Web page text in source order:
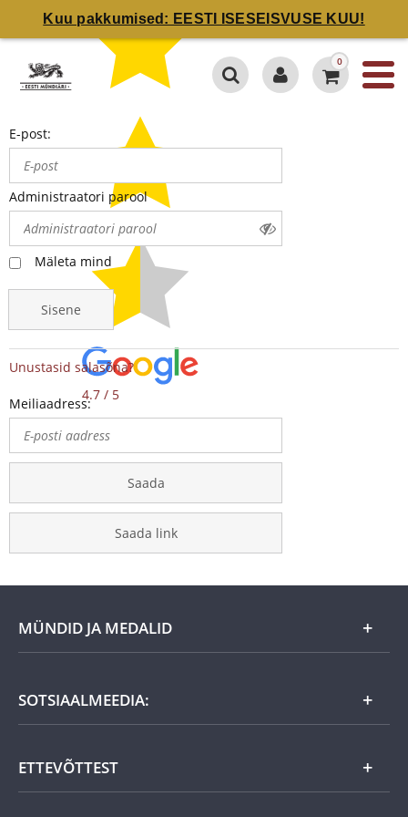
Kuu pakkumised: EESTI ISESEISVUSE KUU!
4.7 / 5
0
E-post:
Administraatori parool
Mäleta mind
Sisene
Unustasid salasõna?
Meiliaadress:
Saada
Saada link
MÜNDID JA MEDALID
Kuu eripakkumine
Kingiideed
Eesti tooted
SOTSIAALMEEDIA:
ETTEVÕTTEST